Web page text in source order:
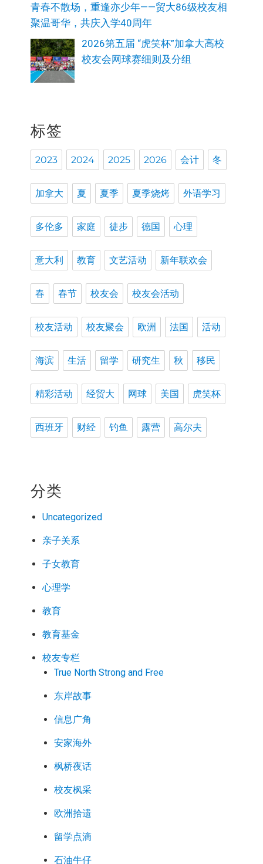
青春不散场，重逢亦少年——贸大86级校友相
聚温哥华，共庆入学40周年
2026第五届 “虎笑杯”加拿大高校
校友会网球赛细则及分组
标签
2023 2024 2025 2026 会计 冬
加拿大 夏 夏季 夏季烧烤 外语学习
多伦多 家庭 徒步 德国 心理
意大利 教育 文艺活动 新年联欢会
春 春节 校友会 校友会活动
校友活动 校友聚会 欧洲 法国 活动
海滨 生活 留学 研究生 秋 移民
精彩活动 经贸大 网球 美国 虎笑杯
西班牙 财经 钓鱼 露营 高尔夫
分类
Uncategorized
亲子关系
子女教育
心理学
教育
教育基金
校友专栏
True North Strong and Free
东岸故事
信息广角
安家海外
枫桥夜话
校友枫采
欧洲拾遗
留学点滴
石油牛仔